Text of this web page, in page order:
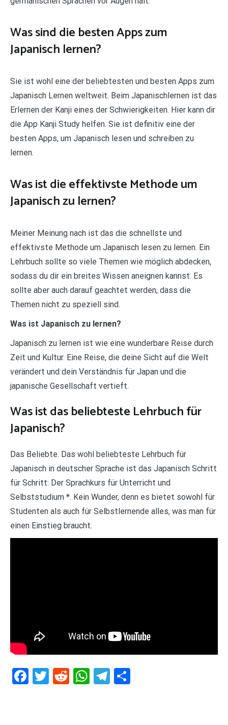
Was sind die besten Apps zum
Japanisch lernen?
Sie ist wohl eine der beliebtesten und besten Apps zum
Japanisch Lernen weltweit. Beim Japanischlernen ist das
Erlernen der Kanji eines der Schwierigkeiten. Hier kann dir
die App Kanji Study helfen. Sie ist definitiv eine der
besten Apps, um Japanisch lesen und schreiben zu
lernen.
Was ist die effektivste Methode um
Japanisch zu lernen?
Meiner Meinung nach ist das die schnellste und
effektivste Methode um Japanisch lesen zu lernen. Ein
Lehrbuch sollte so viele Themen wie möglich abdecken,
sodass du dir ein breites Wissen aneignen kannst. Es
sollte aber auch darauf geachtet werden, dass die
Themen nicht zu speziell sind.
Was ist Japanisch zu lernen?
Japanisch zu lernen ist wie eine wunderbare Reise durch
Zeit und Kultur. Eine Reise, die deine Sicht auf die Welt
verändert und dein Verständnis für Japan und die
japanische Gesellschaft vertieft.
Was ist das beliebteste Lehrbuch für
Japanisch?
Das Beliebte. Das wohl beliebteste Lehrbuch für
Japanisch in deutscher Sprache ist das Japanisch Schritt
für Schritt: Der Sprachkurs für Unterricht und
Selbststudium *. Kein Wunder, denn es bietet sowohl für
Studenten als auch für Selbstlernende alles, was man für
einen Einstieg braucht.
Facebook
Twitter
RedditWhatsApp
Telegram